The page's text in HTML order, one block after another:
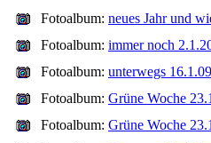
Fotoalbum: neues Jahr und
Fotoalbum: immer noch
Fotoalbum: unterwegs 16.1.09
Fotoalbum: Grüne Woche
Fotoalbum: Grüne Woche